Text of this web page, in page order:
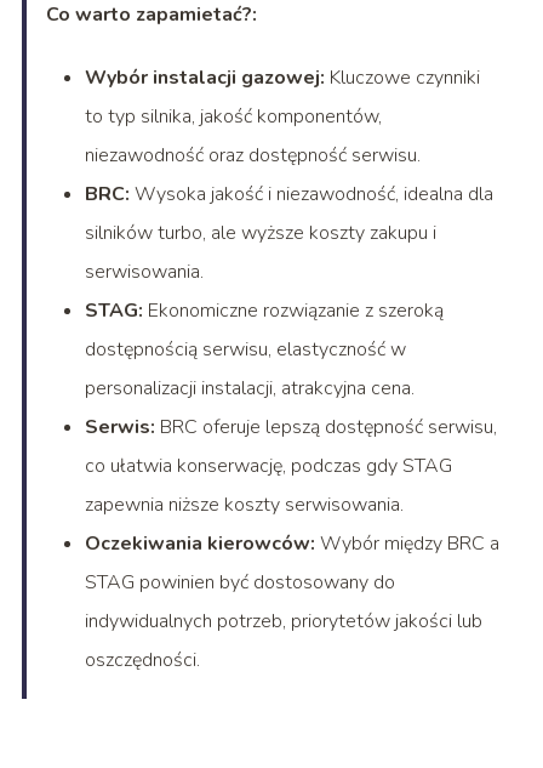
Co warto zapamietać?:
Wybór instalacji gazowej: Kluczowe czynniki
to typ silnika, jakość komponentów,
niezawodność oraz dostępność serwisu.
BRC: Wysoka jakość i niezawodność, idealna dla
silników turbo, ale wyższe koszty zakupu i
serwisowania.
STAG: Ekonomiczne rozwiązanie z szeroką
dostępnością serwisu, elastyczność w
personalizacji instalacji, atrakcyjna cena.
Serwis: BRC oferuje lepszą dostępność serwisu,
co ułatwia konserwację, podczas gdy STAG
zapewnia niższe koszty serwisowania.
Oczekiwania kierowców: Wybór między BRC a
STAG powinien być dostosowany do
indywidualnych potrzeb, priorytetów jakości lub
oszczędności.